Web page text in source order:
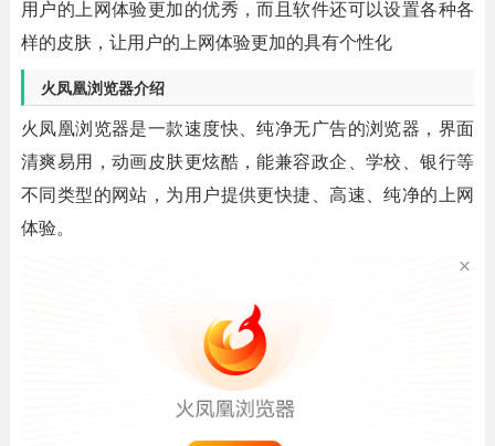
用户的上网体验更加的优秀，而且软件还可以设置各种各
样的皮肤，让用户的上网体验更加的具有个性化
火凤凰浏览器介绍
火凤凰浏览器是一款速度快、纯净无广告的浏览器，界面
清爽易用，动画皮肤更炫酷，能兼容政企、学校、银行等
不同类型的网站，为用户提供更快捷、高速、纯净的上网
体验。